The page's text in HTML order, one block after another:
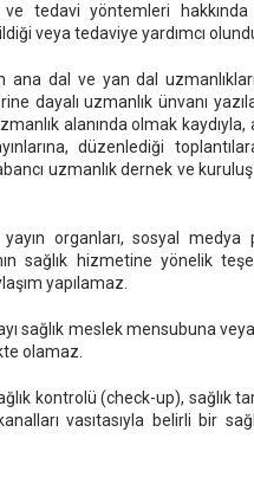
ve tedavi yöntemleri
veya tedaviye yardımcı
ana dal ve yan dal
dayalı uzmanlık ünvanı
alanında olmak kaydıyla,
düzenlediği
uzmanlık dernek ve
organları, sosyal
sağlık hizmetine yönelik
yapılamaz.
sağlık meslek mensubuna
olamaz.
kontrolü (check-up), sağlık
vasıtasıyla belirli bir